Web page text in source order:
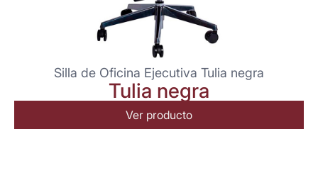
Silla de Oficina Ejecutiva Tulia negra
Tulia negra
Ver producto